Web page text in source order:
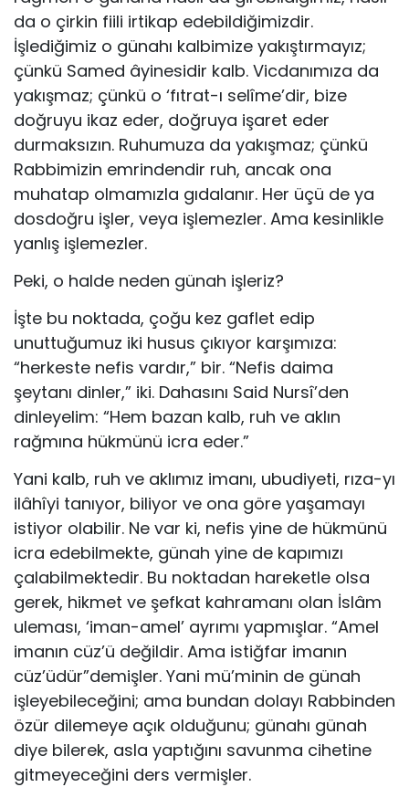
da o çirkin fiili irtikap edebildiğimizdir.
İşlediğimiz o günahı kalbimize yakıştırmayız;
çünkü Samed âyinesidir kalb. Vicdanımıza da
yakışmaz; çünkü o ‘fıtrat-ı selîme’dir, bize
doğruyu ikaz eder, doğruya işaret eder
durmaksızın. Ruhumuza da yakışmaz; çünkü
Rabbimizin emrindendir ruh, ancak ona
muhatap olmamızla gıdalanır. Her üçü de ya
dosdoğru işler, veya işlemezler. Ama kesinlikle
yanlış işlemezler.
Peki, o halde neden günah işleriz?
İşte bu noktada, çoğu kez gaflet edip
unuttuğumuz iki husus çıkıyor karşımıza:
“herkeste nefis vardır,” bir. “Nefis daima
şeytanı dinler,” iki. Dahasını Said Nursî’den
dinleyelim: “Hem bazan kalb, ruh ve aklın
rağmına hükmünü icra eder.”
Yani kalb, ruh ve aklımız imanı, ubudiyeti, rıza-yı
ilâhîyi tanıyor, biliyor ve ona göre yaşamayı
istiyor olabilir. Ne var ki, nefis yine de hükmünü
icra edebilmekte, günah yine de kapımızı
çalabilmektedir. Bu noktadan hareketle olsa
gerek, hikmet ve şefkat kahramanı olan İslâm
uleması, ‘iman-amel’ ayrımı yapmışlar. “Amel
imanın cüz’ü değildir. Ama istiğfar imanın
cüz’üdür”demişler. Yani mü’minin de günah
işleyebileceğini; ama bundan dolayı Rabbinden
özür dilemeye açık olduğunu; günahı günah
diye bilerek, asla yaptığını savunma cihetine
gitmeyeceğini ders vermişler.